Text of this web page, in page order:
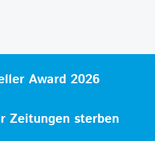
Award 2026
Zeitungen sterben